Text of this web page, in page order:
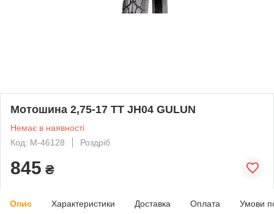
Мотошина 2,75-17 TT JH04 GULUN
Немає в наявності
Код: M-46128
Роздріб
845 ₴
Опис Характеристики Доставка Оплата Умови